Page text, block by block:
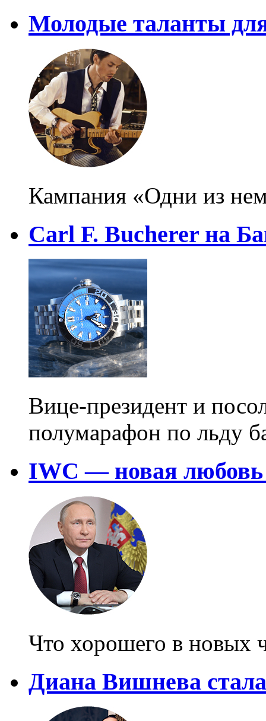
Молодые таланты
Кампания «Одни из
Carl F. Bucherer на
Вице-президент и
полумарафон по льду
IWC — новая
Что хорошего в новых
Диана Вишнева